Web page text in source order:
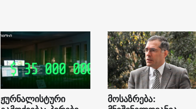
ჟურნალისტური მოსაზრება: